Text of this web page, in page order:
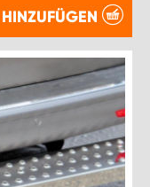
HINZUFÜGEN